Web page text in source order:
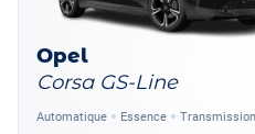
Opel
Corsa GS-Line
Automatique Essence